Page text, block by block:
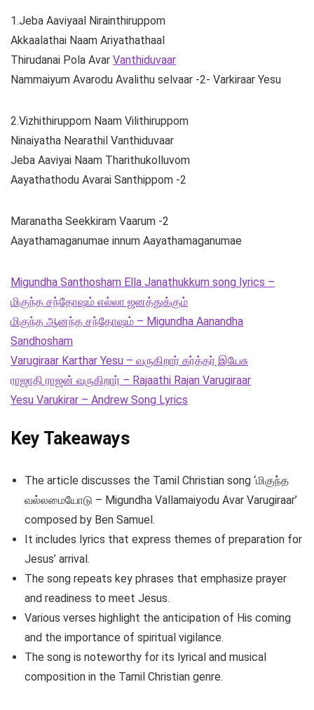
1.Jeba Aaviyaal Nirainthiruppom
Akkaalathai Naam Ariyathathaal
Thirudanai Pola Avar Vanthiduvaar
Nammaiyum Avarodu Avalithu selvaar -2- Varkiraar Yesu
2.Vizhithiruppom Naam Vilithiruppom
Ninaiyatha Nearathil Vanthiduvaar
Jeba Aaviyai Naam Tharithukolluvom
Aayathathodu Avarai Santhippom -2
Maranatha Seekkiram Vaarum -2
Aayathamaganumae innum Aayathamaganumae
Migundha Santhosham Ella Janathukkum song lyrics –
மிகுந்த சந்தோஷம் எல்லா ஜனத்துக்கும்
மிகுந்த ஆனந்த சந்தோஷம் – Migundha Aanandha
Sandhosham
Varugiraar Karthar Yesu – வருகிறார் கர்த்தர் இயேசு
ராஜாதி ராஜன் வருகிறார் – Rajaathi Rajan Varugiraar
Yesu Varukirar – Andrew Song Lyrics
Key Takeaways
The article discusses the Tamil Christian song ‘மிகுந்த
வல்லமையோடு – Migundha Vallamaiyodu Avar Varugiraar’
composed by Ben Samuel.
It includes lyrics that express themes of preparation for
Jesus’ arrival.
The song repeats key phrases that emphasize prayer
and readiness to meet Jesus.
Various verses highlight the anticipation of His coming
and the importance of spiritual vigilance.
The song is noteworthy for its lyrical and musical
composition in the Tamil Christian genre.